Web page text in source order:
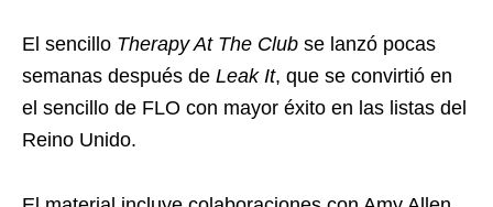
El sencillo Therapy At The Club se lanzó pocas
semanas después de Leak It, que se convirtió en
el sencillo de FLO con mayor éxito en las listas del
Reino Unido.